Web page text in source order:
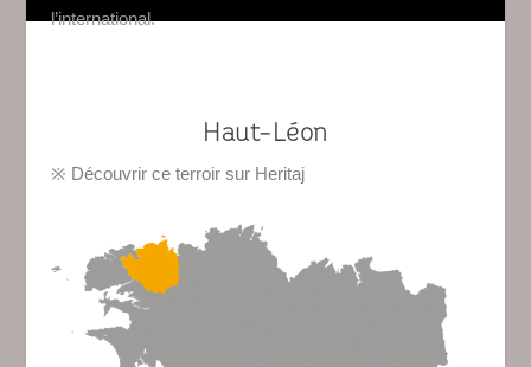
l’international.
Haut-Léon
※ Découvrir ce terroir sur Heritaj